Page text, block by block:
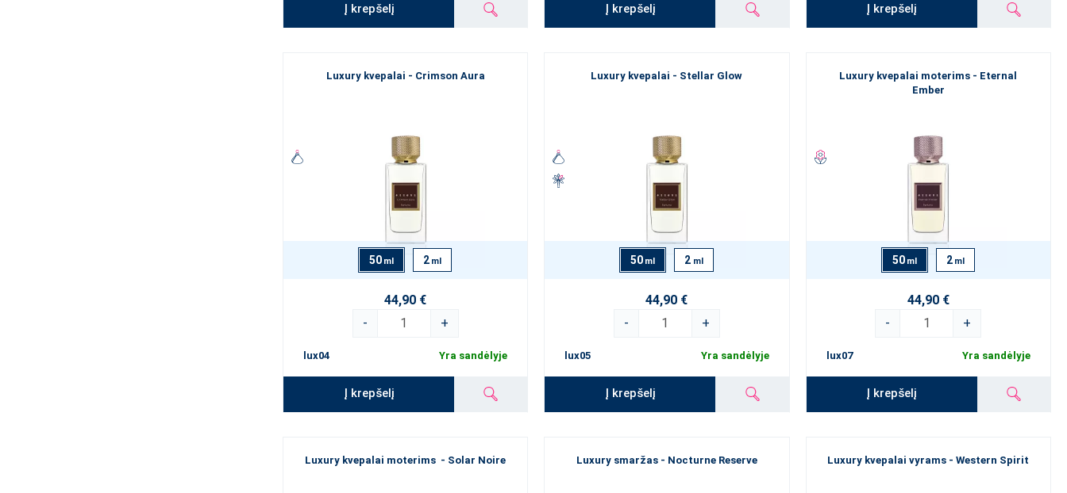
Į krepšelį Į krepšelį Į krepšelį
Luxury kvepalai - Crimson Aura
50 ml 2 ml
44,90 €
-
+
lux04 Yra sandėlyje
Į krepšelį
Luxury kvepalai - Stellar Glow
50 ml 2 ml
44,90 €
-
+
lux05 Yra sandėlyje
Į krepšelį
Luxury kvepalai moterims - Eternal
Ember
50 ml 2 ml
44,90 €
-
+
lux07 Yra sandėlyje
Į krepšelį
Luxury kvepalai moterims - Solar Noire Luxury smaržas - Nocturne Reserve Luxury kvepalai vyrams - Western Spirit